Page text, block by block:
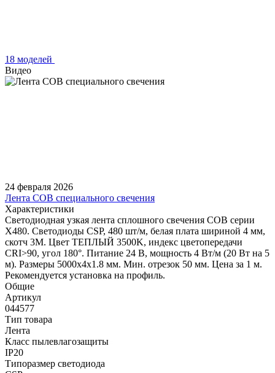
18 моделей
Видео
24 февраля 2026
Лента COB специального свечения
Характеристики
Светодиодная узкая лента сплошного свечения COB серии
X480. Светодиоды CSP, 480 шт/м, белая плата шириной 4 мм,
скотч 3M. Цвет ТЕПЛЫЙ 3500K, индекс цветопередачи
CRI>90, угол 180°. Питание 24 В, мощность 4 Вт/м (20 Вт на 5
м). Размеры 5000х4х1.8 мм. Мин. отрезок 50 мм. Цена за 1 м.
Рекомендуется установка на профиль.
Общие
Артикул
044577
Тип товара
Лента
Класс пылевлагозащиты
IP20
Типоразмер светодиода